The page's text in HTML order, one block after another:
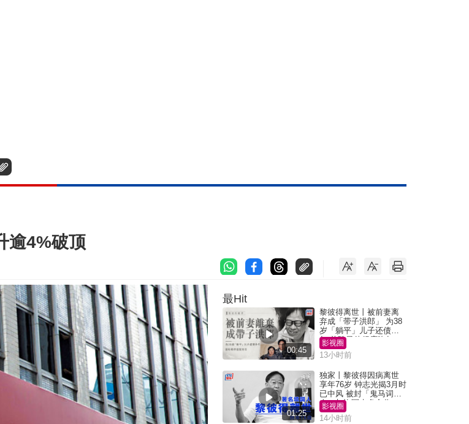
逾4%破顶
最Hit
00:45
黎彼得离世丨被前妻离
弃成「带子洪郎」 为38
岁「躺平」儿子还债多
年 曾盼寻伴侣度晚年
影视圈
13小时前
01:25
独家丨黎彼得因病离世
享年76岁 钟志光揭3月时
已中风 被封「鬼马词
人」与许冠杰多合作
影视圈
14小时前